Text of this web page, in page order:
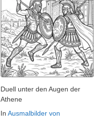
Duell unter den Augen der
Athene
In Ausmalbilder von